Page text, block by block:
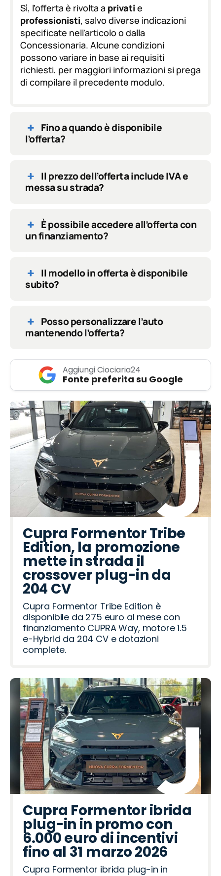
D
P
R
*
Sì, l’offerta è rivolta a privati e
professionisti, salvo diverse indicazioni
specificate nell'articolo o dalla
Concessionaria. Alcune condizioni
possono variare in base ai requisiti
richiesti, per maggiori informazioni si prega
di compilare il precedente modulo.
Fino a quando è disponibile
l’offerta?
Il prezzo dell’offerta include IVA e
messa su strada?
È possibile accedere all’offerta con
un finanziamento?
Il modello in offerta è disponibile
subito?
Posso personalizzare l’auto
mantenendo l’offerta?
Aggiungi Ciociaria24
Fonte preferita su Google
Cupra Formentor Tribe
Edition, la promozione
mette in strada il
crossover plug-in da
204 CV
Cupra Formentor Tribe Edition è
disponibile da 275 euro al mese con
finanziamento CUPRA Way, motore 1.5
e-Hybrid da 204 CV e dotazioni
complete.
Cupra Formentor ibrida
plug-in in promo con
6.000 euro di incentivi
fino al 31 marzo 2026
Cupra Formentor ibrida plug-in in